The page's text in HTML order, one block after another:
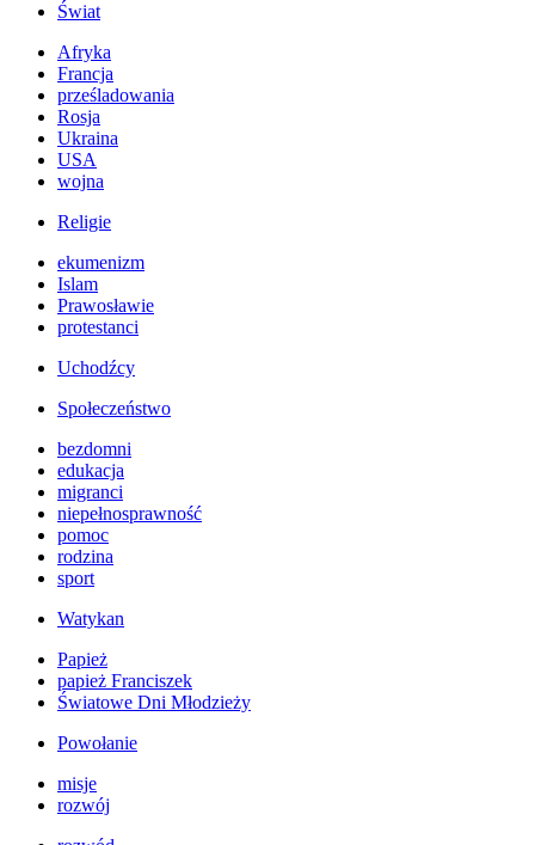
Świat
Afryka
Francja
prześladowania
Rosja
Ukraina
USA
wojna
Religie
ekumenizm
Islam
Prawosławie
protestanci
Uchodźcy
Społeczeństwo
bezdomni
edukacja
migranci
niepełnosprawność
pomoc
rodzina
sport
Watykan
Papież
papież Franciszek
Światowe Dni Młodzieży
Powołanie
misje
rozwój